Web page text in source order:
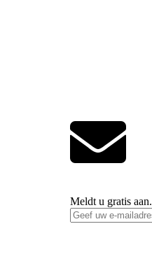
Meldt u gratis aan.